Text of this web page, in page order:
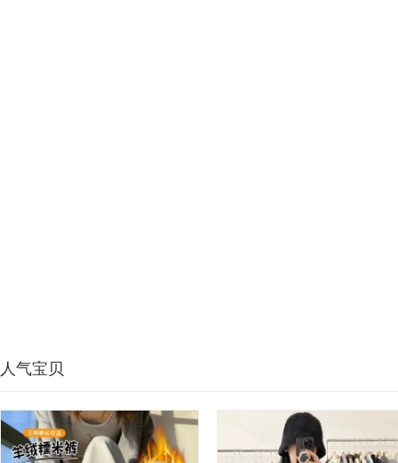
人气宝贝